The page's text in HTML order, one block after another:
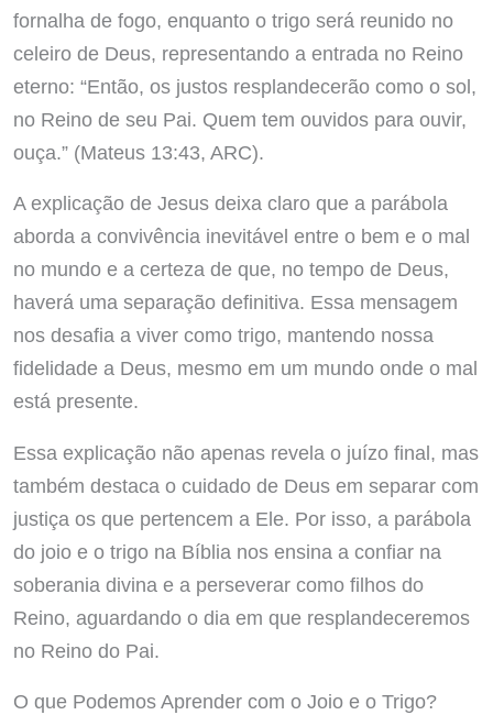
fornalha de fogo, enquanto o trigo será reunido no
celeiro de Deus, representando a entrada no Reino
eterno: “Então, os justos resplandecerão como o sol,
no Reino de seu Pai. Quem tem ouvidos para ouvir,
ouça.” (Mateus 13:43, ARC).
A explicação de Jesus deixa claro que a parábola
aborda a convivência inevitável entre o bem e o mal
no mundo e a certeza de que, no tempo de Deus,
haverá uma separação definitiva. Essa mensagem
nos desafia a viver como trigo, mantendo nossa
fidelidade a Deus, mesmo em um mundo onde o mal
está presente.
Essa explicação não apenas revela o juízo final, mas
também destaca o cuidado de Deus em separar com
justiça os que pertencem a Ele. Por isso, a parábola
do joio e o trigo na Bíblia nos ensina a confiar na
soberania divina e a perseverar como filhos do
Reino, aguardando o dia em que resplandeceremos
no Reino do Pai.
O que Podemos Aprender com o Joio e o Trigo?